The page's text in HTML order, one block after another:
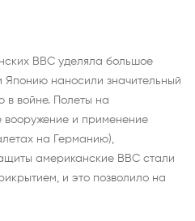
ВВС уделяла большое
наносили значительный
в войне. Полеты на
и применение
на Германию),
американские ВВС стали
и это позволило на